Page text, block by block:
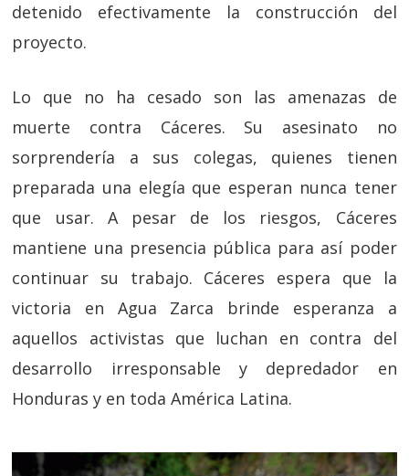
detenido efectivamente la construcción del
proyecto.
Lo que no ha cesado son las amenazas de
muerte contra Cáceres. Su asesinato no
sorprendería a sus colegas, quienes tienen
preparada una elegía que esperan nunca tener
que usar. A pesar de los riesgos, Cáceres
mantiene una presencia pública para así poder
continuar su trabajo. Cáceres espera que la
victoria en Agua Zarca brinde esperanza a
aquellos activistas que luchan en contra del
desarrollo irresponsable y depredador en
Honduras y en toda América Latina.